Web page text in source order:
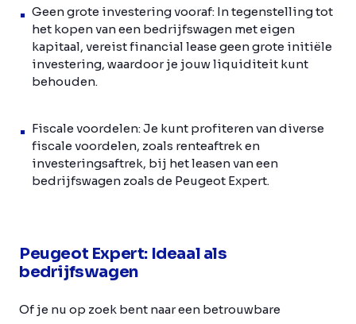
Geen grote investering vooraf: In tegenstelling tot
het kopen van een bedrijfswagen met eigen
kapitaal, vereist financial lease geen grote initiële
investering, waardoor je jouw liquiditeit kunt
behouden.
Fiscale voordelen: Je kunt profiteren van diverse
fiscale voordelen, zoals renteaftrek en
investeringsaftrek, bij het leasen van een
bedrijfswagen zoals de Peugeot Expert.
Peugeot Expert: Ideaal als
bedrijfswagen
Of je nu op zoek bent naar een betrouwbare